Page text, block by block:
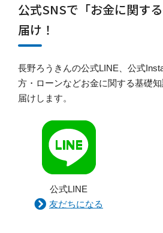
公式SNSで「お金に関す
届け！
長野ろうきんの公式LINE、公式
方・ローンなどお金に関する基礎
届けします。
公式LINE
友だちになる